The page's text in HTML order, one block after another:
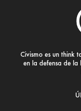
Civismo es un think
en la defensa de